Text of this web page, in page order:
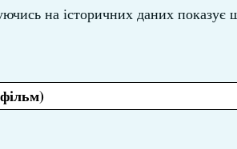
на історичних даних показує